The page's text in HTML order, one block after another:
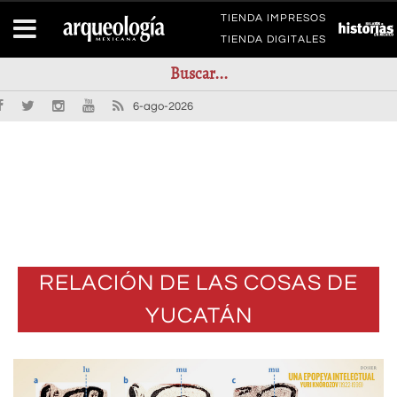
TIENDA IMPRESOS
TIENDA DIGITALES
6-ago-2026
RELACIÓN DE LAS COSAS DE
YUCATÁN